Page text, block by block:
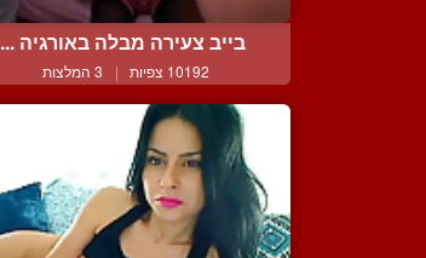
בייב צעירה מבלה באורגיה ...
10192 צפיות | 3 המלצות